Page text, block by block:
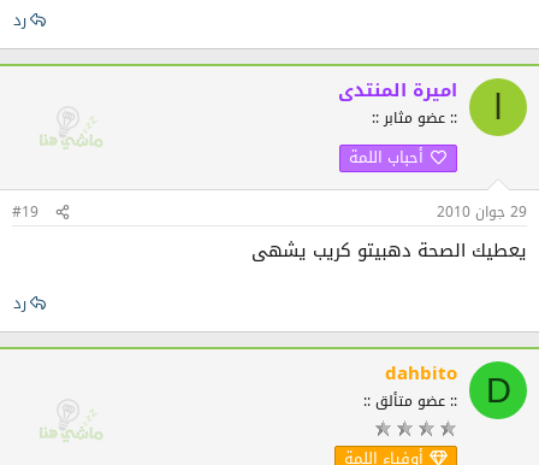
رد
اميرة المنتدى
:: عضو مثابر ::
أحباب اللمة
29 جوان 2010 #19
يعطيك الصحة دهبيتو كريب يشهى
رد
D
dahbito
:: عضو متألق ::
أوفياء اللمة